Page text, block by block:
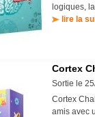
logiques,
lire la
Cortex
Sortie le
Cortex
amis avec